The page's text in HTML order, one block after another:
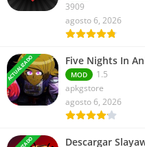
3909
agosto 6, 2026
ACTUALIZADO Five Nights In
MOD
1.5
apkgstore
agosto 6, 2026
Descargar